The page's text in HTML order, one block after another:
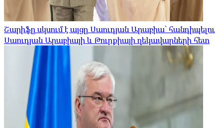
Շարիֆը սկսում է այցը Սաուդյան Արաբիա՝ հանդիպելու
Սաուդյան Արաբիայի և Թուրքիայի ղեկավարների հետ